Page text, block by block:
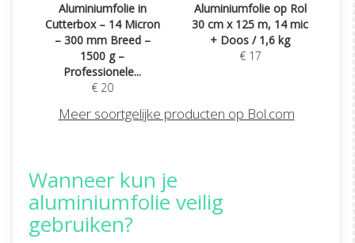
Aluminiumfolie in
Cutterbox – 14 Micron
– 300 mm Breed –
1500 g –
Professionele...
€ 20
Aluminiumfolie op Rol
30 cm x 125 m, 14 mic
+ Doos / 1,6 kg
€ 17
Meer soortgelijke producten op Bol.com
Wanneer kun je
aluminiumfolie veilig
gebruiken?